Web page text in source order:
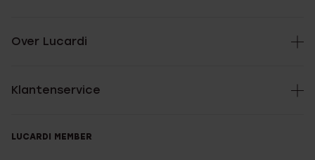
Over Lucardi
Klantenservice
LUCARDI MEMBER